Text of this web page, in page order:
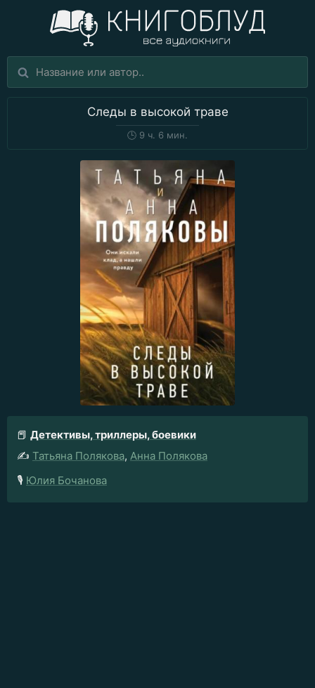
Следы в высокой траве
🕒 9 ч. 6 мин.
📕 Детективы, триллеры, боевики
✍️ Татьяна Полякова, Анна Полякова
🎙️ Юлия Бочанова